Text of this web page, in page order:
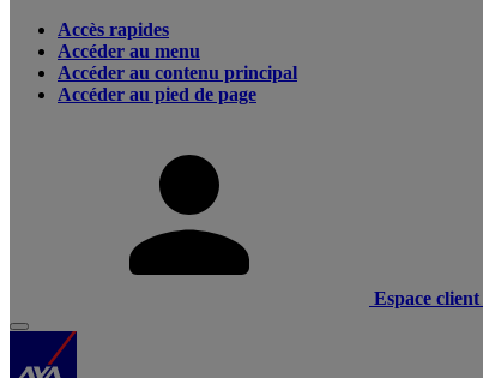
Accès rapides
Accéder au menu
Accéder au contenu principal
Accéder au pied de page
Espace client